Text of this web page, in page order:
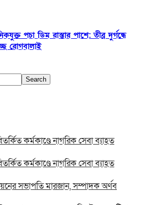
পচা ডিম রাস্তার পাশে: তীব্র দুর্গন্ধে
রোগবালাই
Search
কর্মকাণ্ডে নাগরিক সেবা ব্যাহত
কর্মকাণ্ডে নাগরিক সেবা ব্যাহত
সভাপতি মারজান, সম্পাদক অর্ণব